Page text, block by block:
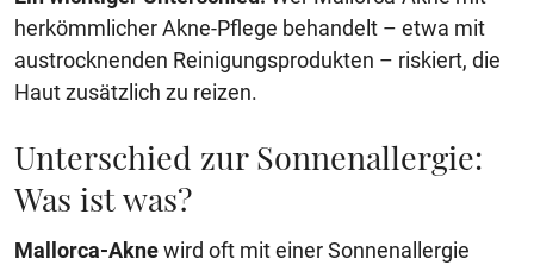
herkömmlicher Akne-Pflege behandelt – etwa mit
austrocknenden Reinigungsprodukten – riskiert, die
Haut zusätzlich zu reizen.
Unterschied zur Sonnenallergie:
Was ist was?
Mallorca-Aknewird oft mit einer Sonnenallergie